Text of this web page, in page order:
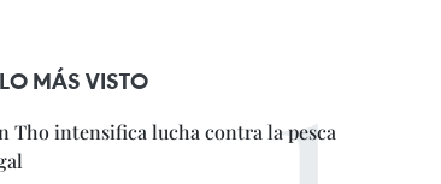
LO MÁS VISTO
Tho intensifica lucha contra la pesca